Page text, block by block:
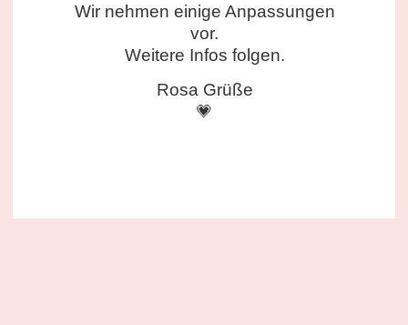
Wir nehmen einige Anpassungen
vor.
Weitere Infos folgen.
Rosa Grüße
💗